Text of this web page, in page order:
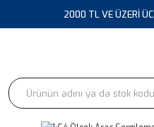
2000 TL VE ÜZERİ